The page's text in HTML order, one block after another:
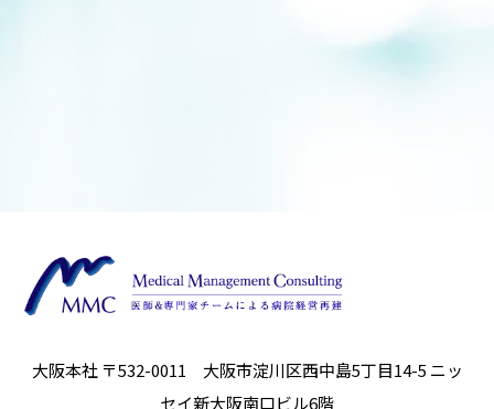
大阪本社 〒532-0011 大阪市淀川区西中島5丁目14-5 ニッ
セイ新大阪南口ビル6階